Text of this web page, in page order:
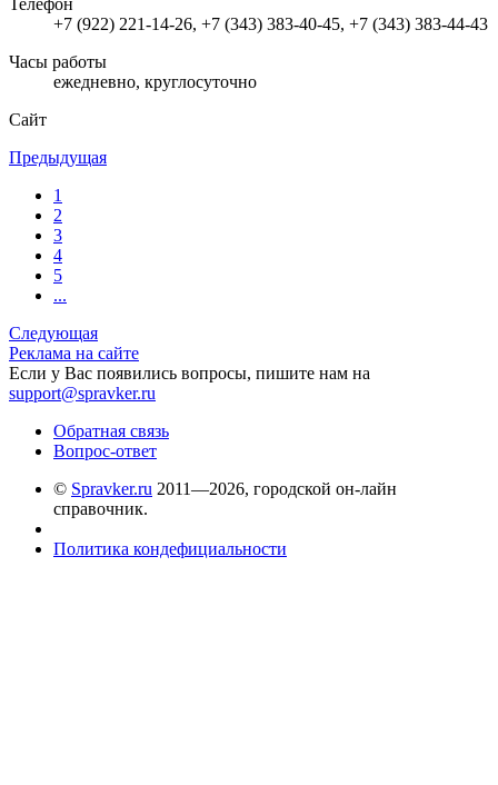
+7 (922) 221-14-26, +7 (343) 383-40-45, +7 (343) 383-44-43
Часы работы
ежедневно, круглосуточно
Сайт
Предыдущая
1
2
3
4
5
...
Следующая
Реклама на сайте
Если у Вас появились вопросы, пишите нам на
support@spravker.ru
Обратная связь
Вопрос-ответ
© Spravker.ru 2011—2026, городской он-лайн
справочник.
Политика кондефициальности